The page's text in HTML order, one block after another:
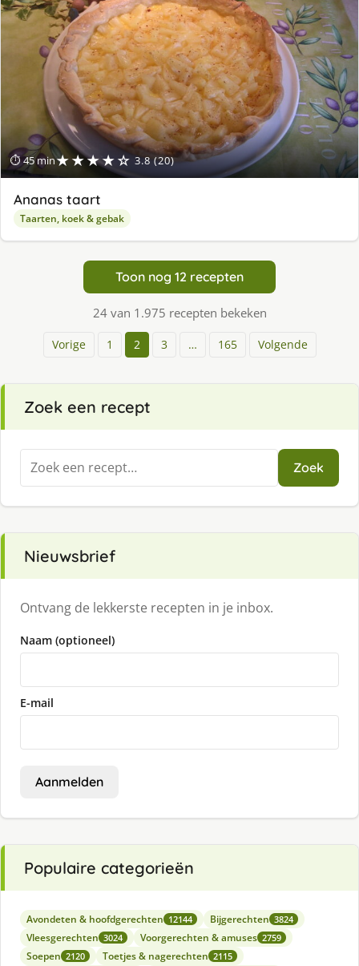
⏱ 45 min★★★★☆ 3.8 (20)
Ananas taart
Taarten, koek & gebak
Toon nog 12 recepten
24 van 1.975 recepten bekeken
Vorige 1 2 3 … 165 Volgende
Zoek een recept
Zoeken
naar:
Zoek
Nieuwsbrief
Ontvang de lekkerste recepten in je inbox.
Naam (optioneel)
E-mail
Aanmelden
Populaire categorieën
Avondeten & hoofdgerechten 12144 Bijgerechten 3824
Vleesgerechten 3024 Voorgerechten & amuses 2759
Soepen 2120 Toetjes & nagerechten 2115